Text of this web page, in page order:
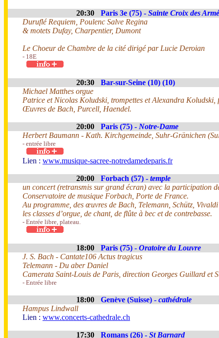
20:30 Paris 3e (75) - Sainte Croix des
Duruflé Requiem, Poulenc Salve Regina
& motets Dufay, Charpentier, Dumont
Le Choeur de Chambre de la cité dirigé par Lucie Deroian
- 18E
20:30
Bar-sur-Seine (10) (10)
Michael Matthes orgue
Patrice et Nicolas Koludski, trompettes et Alexandra Koludski,
Œuvres de Bach, Purcell, Haendel.
20:00 Paris (75) - Notre-Dame
Herbert Baumann - Kath. Kirchgemeinde, Suhr-Gränichen
- entrée libre
Lien : www.musique-sacree-notredamedeparis.fr
20:00 Forbach (57) - temple
un concert (retransmis sur grand écran) avec la participation
Conservatoire de musique Forbach, Porte de France.
Au programme, des œuvres de Bach, Telemann, Schütz,
les classes d’orgue, de chant, de flûte à bec et de contrebasse.
- Entrée libre, plateau.
18:00 Paris (75) - Oratoire du Louvre
J. S. Bach - Cantate106 Actus tragicus
Telemann - Du aber Daniel
Camerata Saint-Louis de Paris, direction Georges Guillard et
- Entrée libre
18:00 Genève (Suisse) - cathédrale
Hampus Lindwall
Lien : www.concerts-cathedrale.ch
17:30 Romans (26) - St Barnard